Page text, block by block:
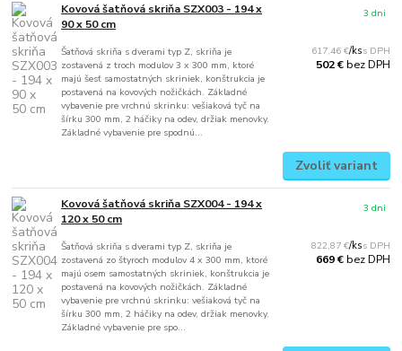
Kovová šatňová skriňa SZX003 - 194 x
90 x 50 cm
Šatňová skriňa s dverami typ Z, skriňa je
zostavená z troch modulov 3 x 300 mm, ktoré
majú šesť samostatných skriniek, konštrukcia je
postavená na kovových nožičkách. Základné
vybavenie pre vrchnú skrinku: vešiaková tyč na
šírku 300 mm, 2 háčiky na odev, držiak menovky.
Základné vybavenie pre spodnú...
617,46 €/ks
502 €bez DPH
3 dni
Zvoliť variant
Kovová šatňová skriňa SZX004 - 194 x
120 x 50 cm
Šatňová skriňa s dverami typ Z, skriňa je
zostavená zo štyroch modulov 4 x 300 mm, ktoré
majú osem samostatných skriniek, konštrukcia je
postavená na kovových nožičkách. Základné
vybavenie pre vrchnú skrinku: vešiaková tyč na
šírku 300 mm, 2 háčiky na odev, držiak menovky.
Základné vybavenie pre spo...
822,87 €/ks
669 €bez DPH
3 dni